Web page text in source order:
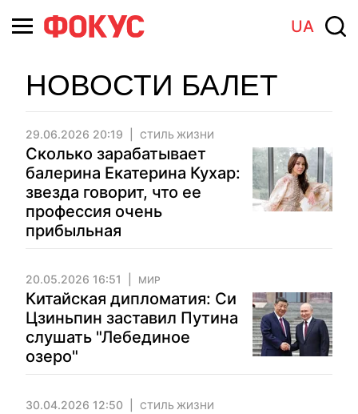
UA
НОВОСТИ БАЛЕТ
29.06.2026 20:19 СТИЛЬ ЖИЗНИ
Сколько зарабатывает
балерина Екатерина Кухар:
звезда говорит, что ее
профессия очень
прибыльная
20.05.2026 16:51 МИР
Китайская дипломатия: Си
Цзиньпин заставил Путина
слушать "Лебединое
озеро"
30.04.2026 12:50 СТИЛЬ ЖИЗНИ